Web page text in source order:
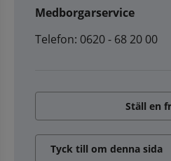
Medborgarservice
Telefon: 0620 - 68 20 00
Ställ en
Tyck till om denna sida